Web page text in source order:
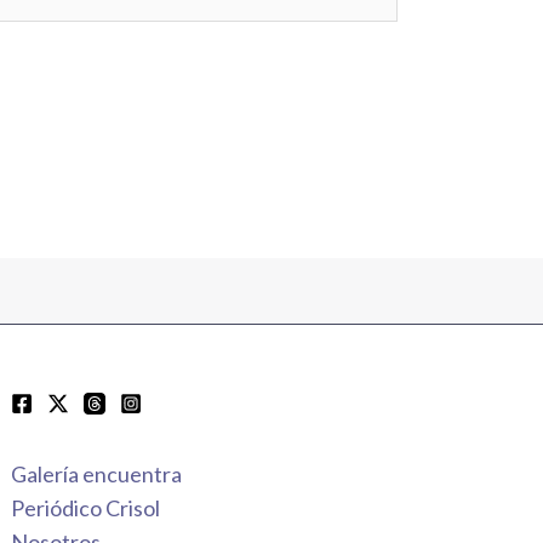
Galería encuentra
Periódico Crisol